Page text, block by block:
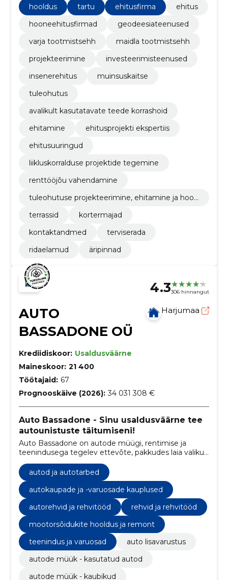
hooldus
tartu ehitusfirma
ehitus
hooneehitusfirmad
geodeesiateenused
varja tootmistsehh
maidla tootmistsehh
projekteerimine
investeerimisteenused
insenerehitus
muinsuskaitse
tuleohutus
avalikult kasutatavate teede korrashoid
ehitamine
ehitusprojekti ekspertiis
ehitusuuringud
liikluskorralduse projektide tegemine
renttööjõu vahendamine
tuleohutuse projekteerimine, ehitamine ja hool
terrassid
kortermajad
kontaktandmed
terviserada
ridaelamud
äripinnad
4.3306 hinnangut
AUTO
BASSADONE OÜ
Harjumaa
Krediidiskoor: Usaldusväärne
Maineskoor: 21 400
Töötajaid: 67
Prognooskäive (2026): 34 031 308 €
Auto Bassadone - Sinu usaldusväärne tee
autounistuste täitumiseni!
Auto Bassadone on autode müügi, rentimise ja
teenindusega tegelev ettevõte, pakkudes laia valikut
sõidukeid erinevatest margidest ja mudelitest ning
mitmesuguseid teenuseid, sealhulgas hooldust,
remonti ja varuosade müüki.
autod ja autotarbed
autokaupade ja -varuosade kauplused
autorehvid ja rehvitööd
rehvid ja rehvitööd
mootorsõidukite hooldus ja remont
teenindus ja varuosad
auto lisavarustus
autode müük - kasutatud autod
autode müük - kaubikud